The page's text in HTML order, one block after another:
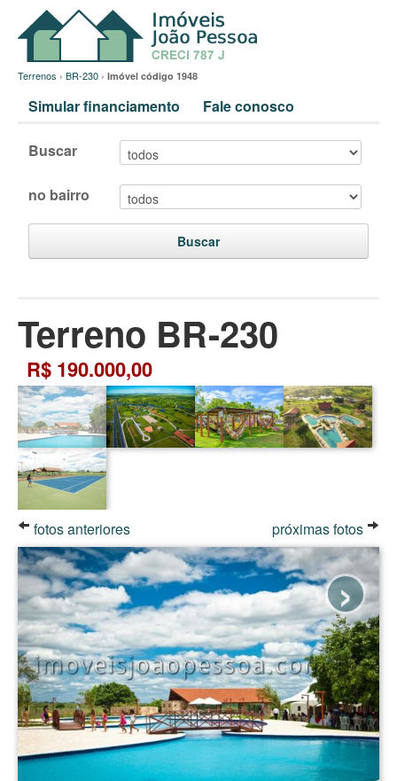
Terrenos › BR-230 › Imóvel código 1948
Simular financiamento Fale conosco
Buscar
no bairro
Buscar
Terreno BR-230
R$ 190.000,00
fotos anteriores próximas fotos
›